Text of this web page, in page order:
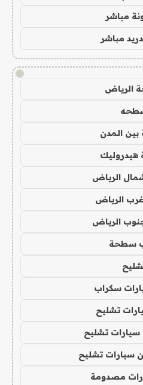
مباشر
مباشر
!
الرياض
المدن
الرياض
الرياض
الرياض
سطحة
سكراب
تشليح
تشليح
سيارات تشليح
مصدومة